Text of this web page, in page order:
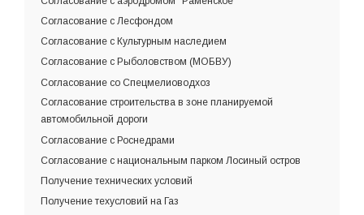
Согласование с Лесфондом
Согласование с Культурным наследием
Согласование с Рыболовством (МОБВУ)
Согласование со Спецмелиоводхоз
Согласование строительства в зоне планируемой
автомобильной дороги
Согласование с Роснедрами
Согласование с национальным парком Лосиный остров
Получение технических условий
Получение техусловий на Газ